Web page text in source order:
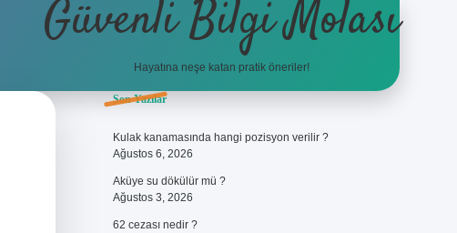
Güvenli Bilgi Molası
Hayatına neşe katan pratik öneriler!
Sidebar
Son Yazılar
Kulak kanamasında hangi pozisyon verilir ?
Ağustos 6, 2026
Aküye su dökülür mü ?
Ağustos 3, 2026
62 cezası nedir ?
ilbet piabellacasino sitesi